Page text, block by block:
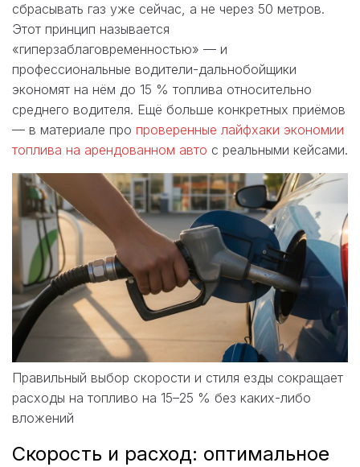
сбрасывать газ уже сейчас, а не через 50 метров.
Этот принцип называется
«гиперзаблаговременностью» — и
профессиональные водители-дальнобойщики
экономят на нём до 15 % топлива относительно
среднего водителя. Ещё больше конкретных приёмов
— в материале про проверенные лайфхаки экономии
топлива на арендованном авто с реальными кейсами.
Правильный выбор скорости и стиля езды сокращает
расходы на топливо на 15–25 % без каких-либо
вложений
Скорость и расход: оптимальное